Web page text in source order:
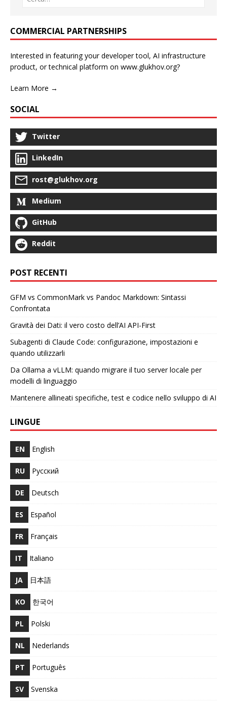
COMMERCIAL PARTNERSHIPS
Interested in featuring your developer tool, AI infrastructure
product, or technical platform on www.glukhov.org?
Learn More →
SOCIAL
Twitter
LinkedIn
rost@glukhov.org
Medium
GitHub
Reddit
POST RECENTI
GFM vs CommonMark vs Pandoc Markdown: Sintassi
Confrontata
Gravità dei Dati: il vero costo dell’AI API-First
Subagenti di Claude Code: configurazione, impostazioni e
quando utilizzarli
Da Ollama a vLLM: quando migrare il tuo server locale per
modelli di linguaggio
Mantenere allineati specifiche, test e codice nello sviluppo di AI
LINGUE
EN English
RU Русский
DE Deutsch
ES Español
FR Français
IT Italiano
JA 日本語
KO 한국어
PL Polski
NL Nederlands
PT Português
SV Svenska